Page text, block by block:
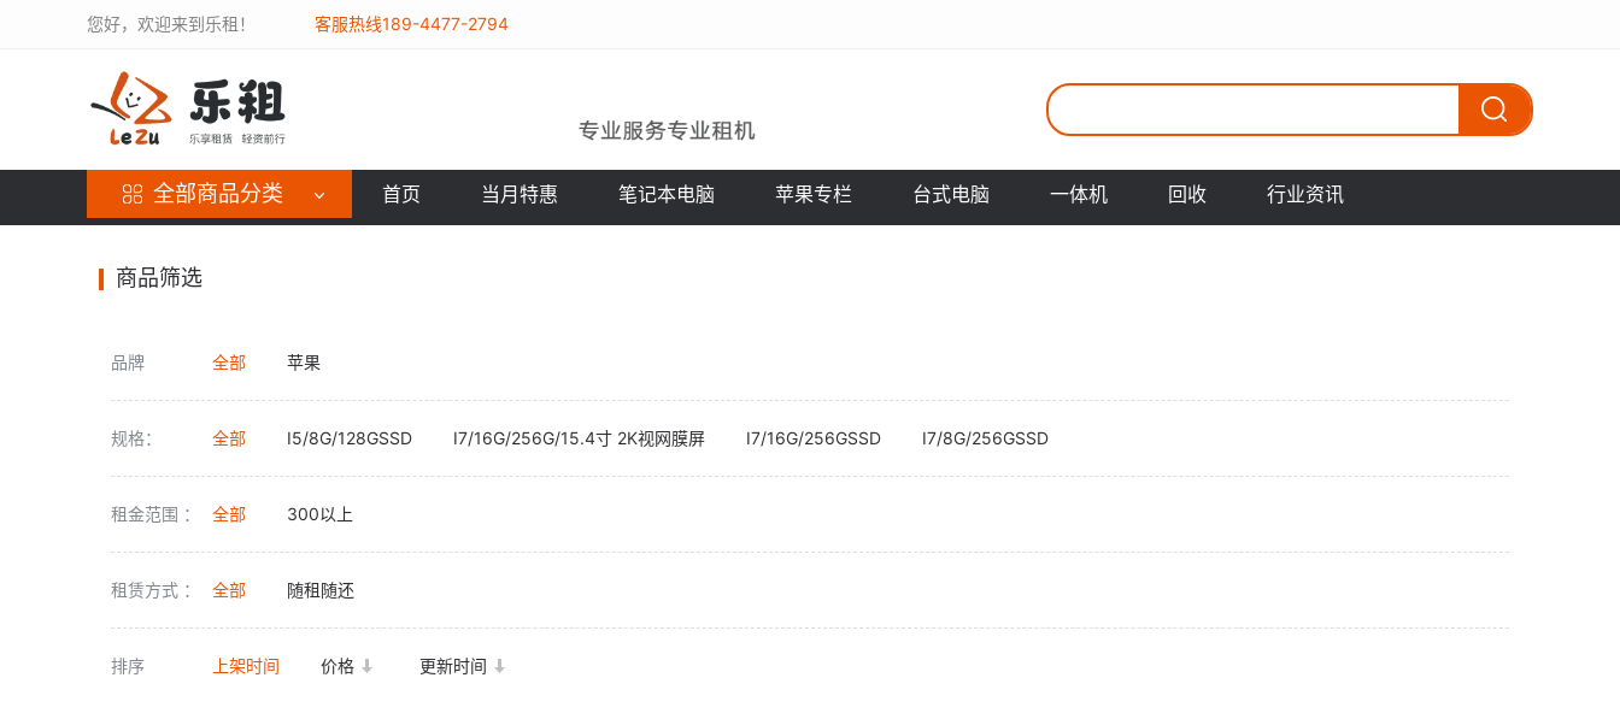
您好，欢迎来到乐租！ 客服热线189-4477-2794
全部商品分类 首页 当月特惠 笔记本电脑 苹果专栏 台式电脑 一体机 回收 行业资讯
商品筛选
品牌 全部 苹果
规格： 全部 I5/8G/128GSSD I7/16G/256G/15.4寸 2K视网膜屏 I7/16G/256GSSD I7/8G/256GSSD
租金范围 ： 全部 300以上
租赁方式 ： 全部 随租随还
排序 上架时间 价格 更新时间